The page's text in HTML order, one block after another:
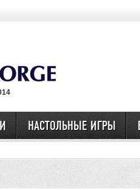
НАСТОЛЬНЫЕ ИГРЫ